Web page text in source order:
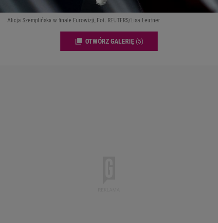
Alicja Szemplińska w finale Eurowizji, Fot. REUTERS/Lisa Leutner
OTWÓRZ GALERIĘ (5)